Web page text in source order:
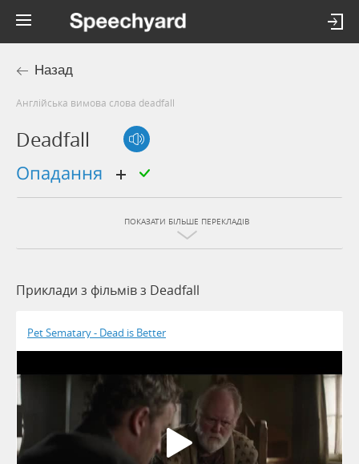
Назад
Англійська вимова слова deadfall
Deadfall
опадання
ПОКАЗАТИ БІЛЬШЕ ПЕРЕКЛАДІВ
Приклади з фільмів з Deadfall
Pet Sematary - Dead is Better